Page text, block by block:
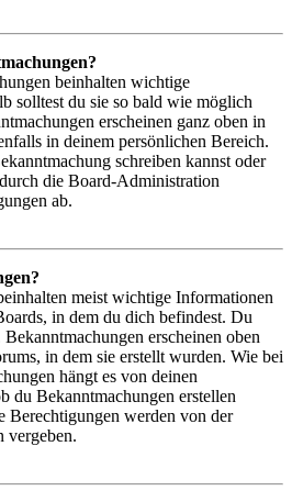
beinhalten wichtige
solltest du sie so bald wie möglich
erscheinen ganz oben in
in deinem persönlichen Bereich.
schreiben kannst oder
die Board-Administration
ab.
meist wichtige Informationen
in dem du dich befindest. Du
Bekanntmachungen erscheinen oben
in dem sie erstellt wurden. Wie bei
hängt es von deinen
du Bekanntmachungen erstellen
Berechtigungen werden von der
vergeben.